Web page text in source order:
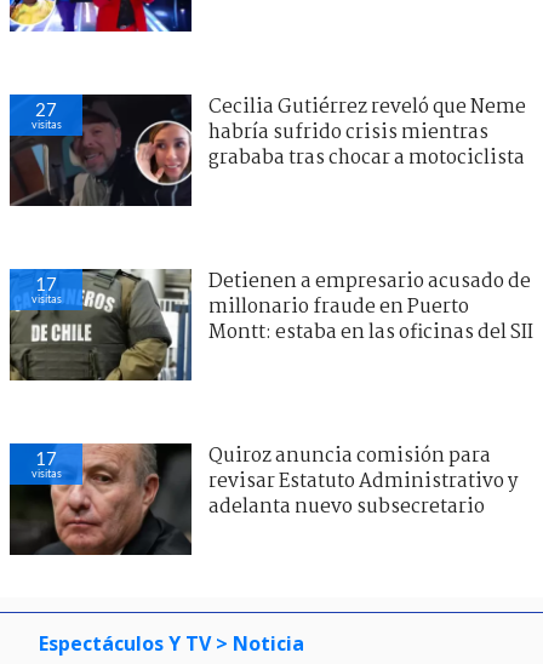
27
visitas
Cecilia Gutiérrez reveló que Neme
habría sufrido crisis mientras
grababa tras chocar a motociclista
17
visitas
Detienen a empresario acusado de
millonario fraude en Puerto
Montt: estaba en las oficinas del SII
17
visitas
Quiroz anuncia comisión para
revisar Estatuto Administrativo y
adelanta nuevo subsecretario
Espectáculos Y TV > Noticia